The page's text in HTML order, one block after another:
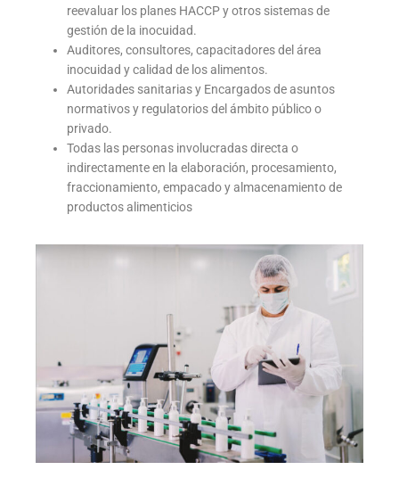
reevaluar los planes HACCP y otros sistemas de
gestión de la inocuidad.
Auditores, consultores, capacitadores del área
inocuidad y calidad de los alimentos.
Autoridades sanitarias y Encargados de asuntos
normativos y regulatorios del ámbito público o
privado.
Todas las personas involucradas directa o
indirectamente en la elaboración, procesamiento,
fraccionamiento, empacado y almacenamiento de
productos alimenticios